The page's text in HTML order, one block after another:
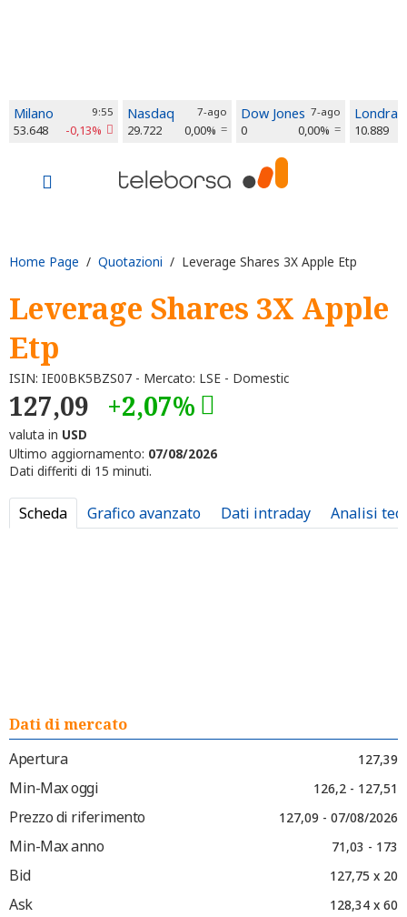
Milano 9:55
53.648 -0,13%
Nasdaq 7-ago
29.722 0,00%
Dow Jones 7-ago
0 0,00%
Londra
10.889
Home Page / Quotazioni / Leverage Shares 3X Apple Etp
Leverage Shares 3X Apple
Etp
ISIN: IE00BK5BZS07 - Mercato: LSE - Domestic
127,09 +2,07%
valuta in USD
Ultimo aggiornamento: 07/08/2026
Dati differiti di 15 minuti.
Scheda Grafico avanzato Dati intraday Analisi
Dati di mercato
Apertura
127,39
Min-Max oggi 126,2 - 127,51
Prezzo di riferimento 127,09 - 07/08/2026
Min-Max anno 71,03 - 173
Bid 127,75 x 20
Ask 128,34 x 60